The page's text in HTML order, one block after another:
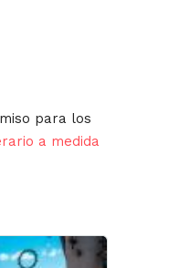
para los
a medida